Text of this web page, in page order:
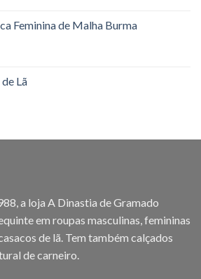
Feminina de Malha Burma
Lã
a loja A Dinastia de Gramado
em roupas masculinas, femininas
de lã. Tem também calçados
de carneiro.